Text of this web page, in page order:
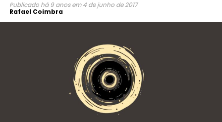
Publicado há 9 anos em 4 de junho de 2017
Rafael Coimbra